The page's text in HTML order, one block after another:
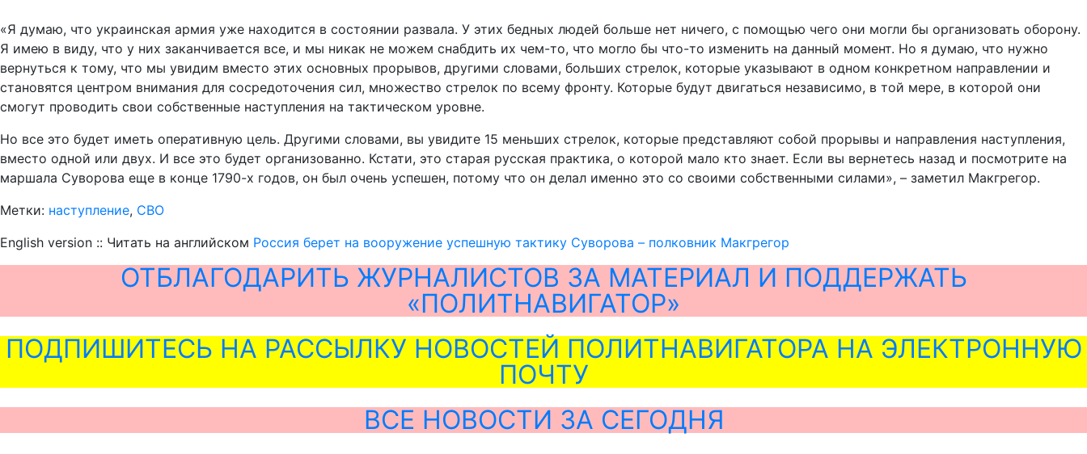
«Я думаю, что украинская армия уже находится в состоянии развала. У этих бедных людей больше нет ничего, с помощью чего они могли бы организовать оборону.
Я имею в виду, что у них заканчивается все, и мы никак не можем снабдить их чем-то, что могло бы что-то изменить на данный момент. Но я думаю, что нужно
вернуться к тому, что мы увидим вместо этих основных прорывов, другими словами, больших стрелок, которые указывают в одном конкретном направлении и
становятся центром внимания для сосредоточения сил, множество стрелок по всему фронту. Которые будут двигаться независимо, в той мере, в которой они
смогут проводить свои собственные наступления на тактическом уровне.
Но все это будет иметь оперативную цель. Другими словами, вы увидите 15 меньших стрелок, которые представляют собой прорывы и направления наступления,
вместо одной или двух. И все это будет организованно. Кстати, это старая русская практика, о которой мало кто знает. Если вы вернетесь назад и посмотрите на
маршала Суворова еще в конце 1790-х годов, он был очень успешен, потому что он делал именно это со своими собственными силами», – заметил Макгрегор.
Метки: наступление, СВО
English version :: Читать на английском Россия берет на вооружение успешную тактику Суворова – полковник Макгрегор
ОТБЛАГОДАРИТЬ ЖУРНАЛИСТОВ ЗА МАТЕРИАЛ И ПОДДЕРЖАТЬ
«ПОЛИТНАВИГАТОР»
ПОДПИШИТЕСЬ НА РАССЫЛКУ НОВОСТЕЙ ПОЛИТНАВИГАТОРА НА ЭЛЕКТРОННУЮ
ПОЧТУ
ВСЕ НОВОСТИ ЗА СЕГОДНЯ